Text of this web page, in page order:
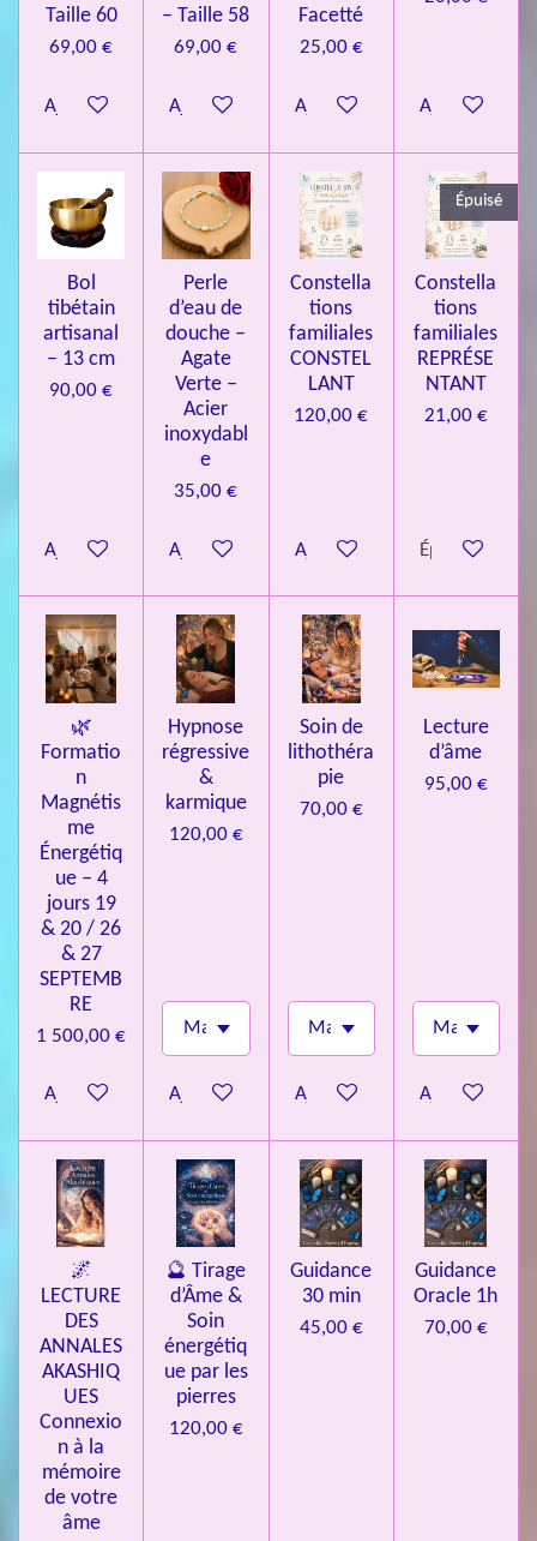
l
Taille 60
69,00 €
Ajouter au panier
– Taille 58
69,00 €
Ajouter au panier
Facetté
25,00 €
Ajouter au panierAjouter au
Bol
tibétain
artisanal
– 13 cm
90,00 €
Ajouter au panier
Perle
d’eau de
douche –
Agate
Verte –
Acier
inoxydabl
e
35,00 €
Ajouter au panier
Constella
tions
familiales
CONSTEL
LANT
120,00 €
Ajouter au panier
Épuisé
Constella
tions
familiales
REPRÉSE
NTANT
21,00 €
Épuisé
🌿
Formatio
n
Magnétis
me
Énergétiq
ue – 4
jours 19
& 20 / 26
& 27
SEPTEMB
RE
1 500,00 €
Ajouter au panier
Hypnose
régressive
&
karmique
120,00 €
Ajouter au panier
Soin de
lithothéra
pie
70,00 €
Ajouter au panier
Lecture
d’âme
95,00 €
Ajouter au
🌌
LECTURE
DES
ANNALES
AKASHIQ
UES
Connexio
n à la
mémoire
de votre
âme
🔮 Tirage
d’Âme &
Soin
énergétiq
ue par les
pierres
120,00 €
Guidance
30 min
45,00 €
Guidance
Oracle 1h
70,00 €